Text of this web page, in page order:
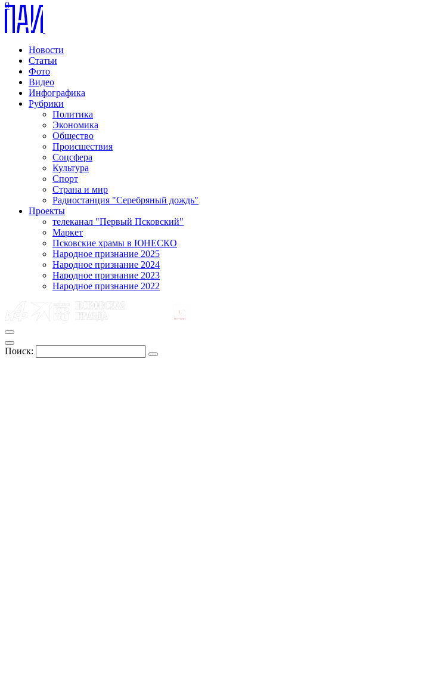
Новости
Статьи
Фото
Видео
Инфографика
Рубрики
Политика
Экономика
Общество
Происшествия
Соцсфера
Культура
Спорт
Страна и мир
Радиостанция "Серебряный дождь"
Проекты
телеканал "Первый Псковский"
Маркет
Псковские храмы в ЮНЕСКО
Народное признание 2025
Народное признание 2024
Народное признание 2023
Народное признание 2022
Поиск:
0